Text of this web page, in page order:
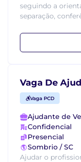
seguindo a
separação,
Vaga De
Vaga PCD
Ajudante de
Confidencial
Presencial
Sombrio / SC
Ajudar o